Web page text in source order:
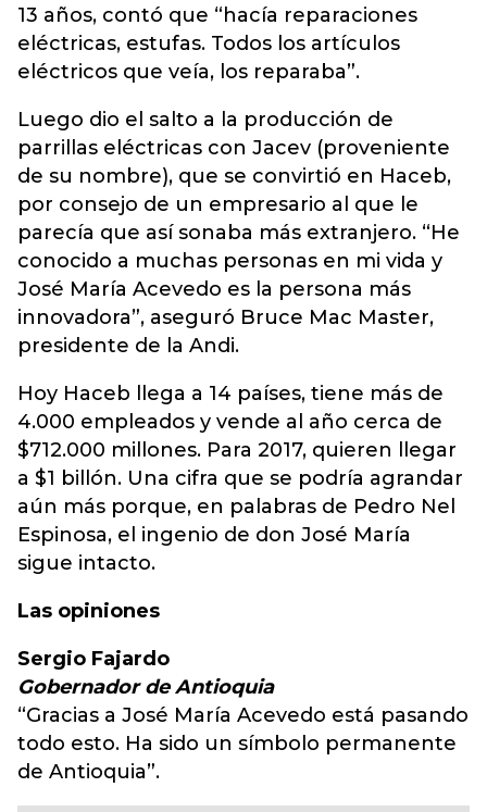
13 años, contó que “hacía reparaciones
eléctricas, estufas. Todos los artículos
eléctricos que veía, los reparaba”.
Luego dio el salto a la producción de
parrillas eléctricas con Jacev (proveniente
de su nombre), que se convirtió en Haceb,
por consejo de un empresario al que le
parecía que así sonaba más extranjero. “He
conocido a muchas personas en mi vida y
José María Acevedo es la persona más
innovadora”, aseguró Bruce Mac Master,
presidente de la Andi.
Hoy Haceb llega a 14 países, tiene más de
4.000 empleados y vende al año cerca de
$712.000 millones. Para 2017, quieren llegar
a $1 billón. Una cifra que se podría agrandar
aún más porque, en palabras de Pedro Nel
Espinosa, el ingenio de don José María
sigue intacto.
Las opiniones
Sergio Fajardo
Gobernador de Antioquia
“Gracias a José María Acevedo está pasando
todo esto. Ha sido un símbolo permanente
de Antioquia”.